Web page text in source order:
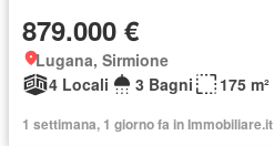
879.000 €
Lugana, Sirmione
4 Locali
3 Bagni 175 m²
1 settimana, 1 giorno fa in Immobiliare.it